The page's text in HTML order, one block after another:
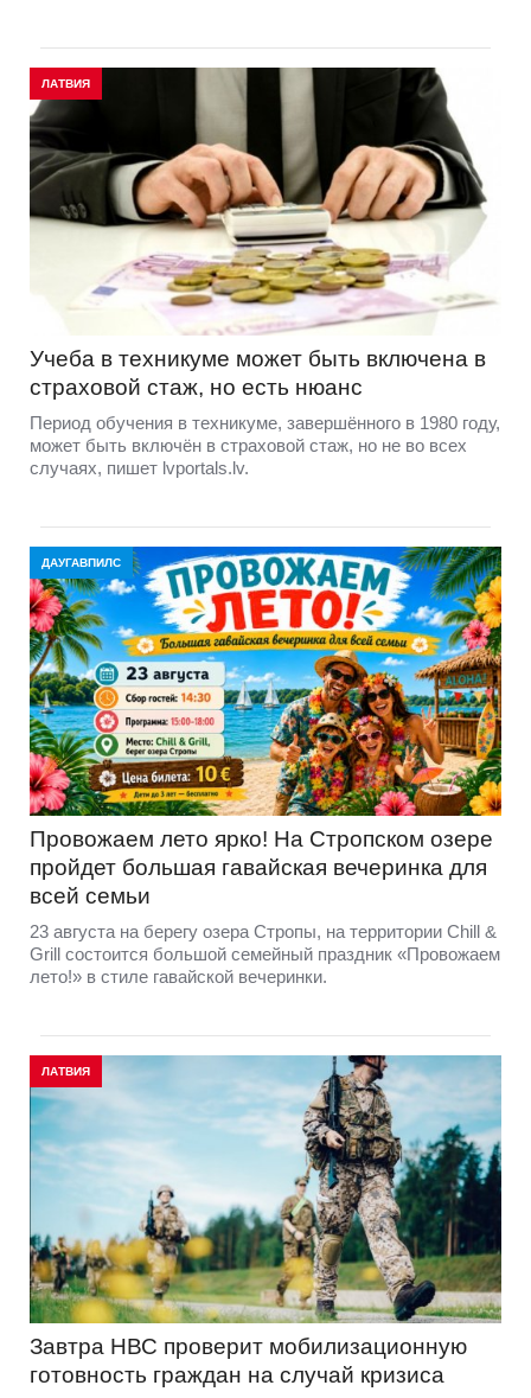
ЛАТВИЯ
Учеба в техникуме может быть включена в
страховой стаж, но есть нюанс
Период обучения в техникуме, завершённого в 1980 году,
может быть включён в страховой стаж, но не во всех
случаях, пишет lvportals.lv.
ДАУГАВПИЛС
Провожаем лето ярко! На Стропском озере
пройдет большая гавайская вечеринка для
всей семьи
23 августа на берегу озера Стропы, на территории Chill &
Grill состоится большой семейный праздник «Провожаем
лето!» в стиле гавайской вечеринки.
ЛАТВИЯ
Завтра НВС проверит мобилизационную
готовность граждан на случай кризиса